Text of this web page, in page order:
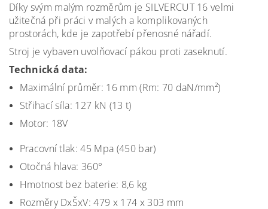
Díky svým malým rozměrům je SILVERCUT 16 velmi
užitečná při práci v malých a komplikovaných
prostorách, kde je zapotřebí přenosné nářadí.
Stroj je vybaven uvolňovací pákou proti zaseknutí.
Technická data:
Maximální průměr: 16 mm(Rm: 70 daN/mm²)
Střihací síla: 127 kN (13 t)
Motor: 18V
Pracovní tlak:45 Mpa (450 bar)
Otočná hlava: 360°
Hmotnost bez baterie: 8,6 kg
Rozměry DxŠxV: 479 x 174 x 303 mm